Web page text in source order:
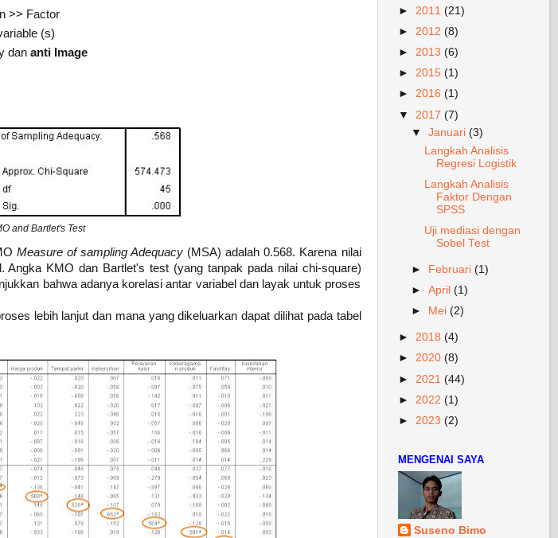
>> Factor
(s)
dan anti Image
and Bartlet's Test
Measure of sampling Adequacy (MSA) adalah 0.568. Karena nilai
KMO dan Bartlet's test (yang tanpak pada nilai chi-square)
bahwa adanya korelasi antar variabel dan layak untuk proses
lebih lanjut dan mana yang dikeluarkan dapat dilihat pada tabel
► 2011 (21)
► 2012 (8)
► 2013 (6)
► 2015 (1)
► 2016 (1)
▼ 2017 (7)
▼ Januari (3)
Langkah Analisis
Regresi Logistik
Langkah Analisis
Faktor Dengan
SPSS
Uji mediasi dengan
Sobel Test
► Februari (1)
► April (1)
►
Mei (2)
► 2018 (4)
► 2020 (8)
► 2021 (44)
► 2022 (1)
► 2023 (2)
MENGENAI SAYA
Suseno Bimo